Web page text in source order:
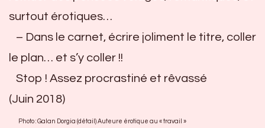
surtout érotiques…
– Dans le carnet, écrire joliment le titre, coller
le plan… et s’y coller !!
Stop ! Assez procrastiné et rêvassé
(Juin 2018)
Photo : Galan Dorgia (détail) Auteure érotique au « travail »